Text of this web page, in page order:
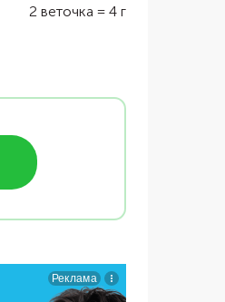
2 веточка = 4 г